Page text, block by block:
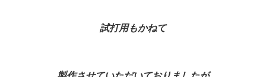
試打用もかねて